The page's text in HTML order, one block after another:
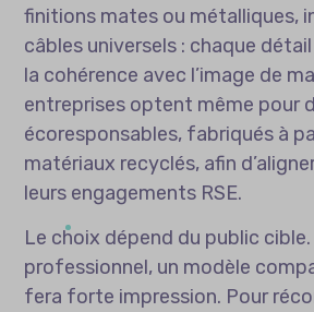
finitions mates ou métalliques,
câbles universels : chaque
la cohérence avec l’image de
entreprises optent même pour
écoresponsables, fabriqués à
matériaux recyclés, afin
leurs engagements RSE.
Le choix dépend du public
professionnel, un modèle
fera forte impression. Pour